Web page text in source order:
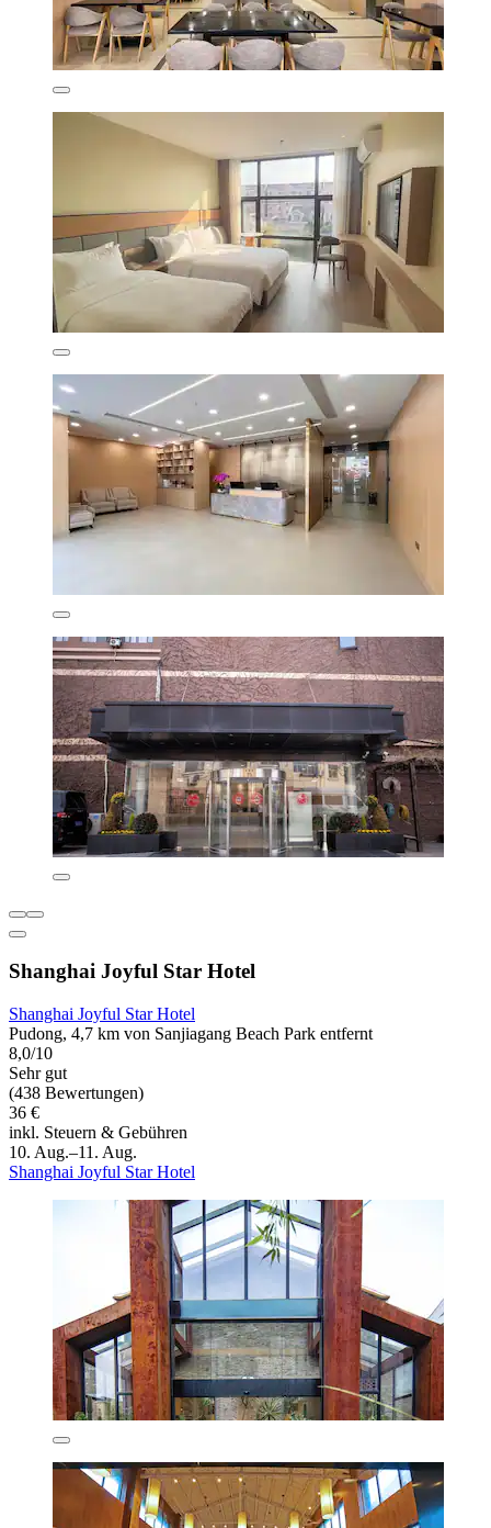
Shanghai Joyful Star Hotel
Shanghai Joyful Star Hotel
Pudong, 4,7 km von Sanjiagang Beach Park entfernt
8,0/10
Sehr gut
(438 Bewertungen)
36 €
inkl. Steuern & Gebühren
10. Aug.–11. Aug.
Shanghai Joyful Star Hotel